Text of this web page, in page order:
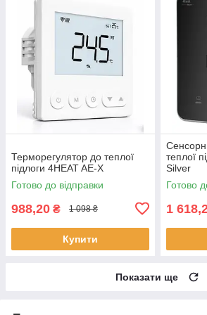
Терморегулятор до теплої
підлоги 4HEAT AE-X
Готово до відправки
988,20 ₴ 1 098 ₴
Купити
теплої
Silver
Готово
1
Показати ще